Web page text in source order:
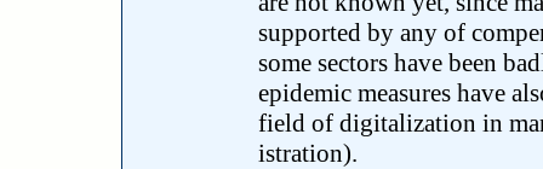
supported by any of
some sectors have been
epidemic measures have
field of digitalization in
istration).